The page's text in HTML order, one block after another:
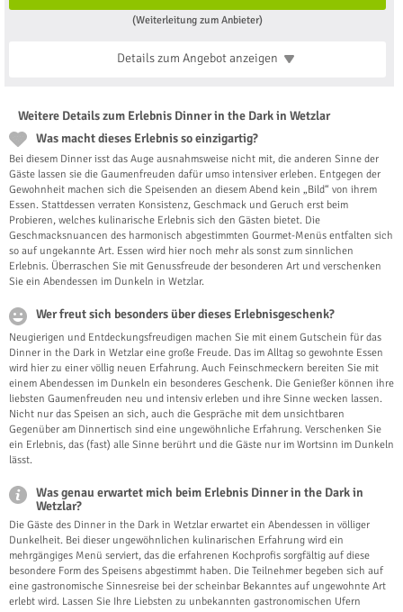
(Weiterleitung zum Anbieter)
Details zum Angebotanzeigen
Weitere Details zum Erlebnis Dinner in the Dark in Wetzlar
Was macht dieses Erlebnis so einzigartig?
Bei diesem Dinner isst das Auge ausnahmsweise nicht mit, die anderen Sinne der
Gäste lassen sie die Gaumenfreuden dafür umso intensiver erleben. Entgegen der
Gewohnheit machen sich die Speisenden an diesem Abend kein „Bild“ von ihrem
Essen. Stattdessen verraten Konsistenz, Geschmack und Geruch erst beim
Probieren, welches kulinarische Erlebnis sich den Gästen bietet. Die
Geschmacksnuancen des harmonisch abgestimmten Gourmet-Menüs entfalten sich
so auf ungekannte Art. Essen wird hier noch mehr als sonst zum sinnlichen
Erlebnis. Überraschen Sie mit Genussfreude der besonderen Art und verschenken
Sie ein Abendessen im Dunkeln in Wetzlar.
Wer freut sich besonders über dieses Erlebnisgeschenk?
Neugierigen und Entdeckungsfreudigen machen Sie mit einem Gutschein für das
Dinner in the Dark in Wetzlar eine große Freude. Das im Alltag so gewohnte Essen
wird hier zu einer völlig neuen Erfahrung. Auch Feinschmeckern bereiten Sie mit
einem Abendessen im Dunkeln ein besonderes Geschenk. Die Genießer können ihre
liebsten Gaumenfreuden neu und intensiv erleben und ihre Sinne wecken lassen.
Nicht nur das Speisen an sich, auch die Gespräche mit dem unsichtbaren
Gegenüber am Dinnertisch sind eine ungewöhnliche Erfahrung. Verschenken Sie
ein Erlebnis, das (fast) alle Sinne berührt und die Gäste nur im Wortsinn im Dunkeln
lässt.
Was genau erwartet mich beim Erlebnis Dinner in the Dark in
Wetzlar?
Die Gäste des Dinner in the Dark in Wetzlar erwartet ein Abendessen in völliger
Dunkelheit. Bei dieser ungewöhnlichen kulinarischen Erfahrung wird ein
mehrgängiges Menü serviert, das die erfahrenen Kochprofis sorgfältig auf diese
besondere Form des Speisens abgestimmt haben. Die Teilnehmer begeben sich auf
eine gastronomische Sinnesreise bei der scheinbar Bekanntes auf ungewohnte Art
erlebt wird. Lassen Sie Ihre Liebsten zu unbekannten gastronomischen Ufern